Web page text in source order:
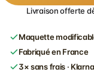
Livraison offerte
Maquette
Fabriqué en France
3× sans frais · Klarna